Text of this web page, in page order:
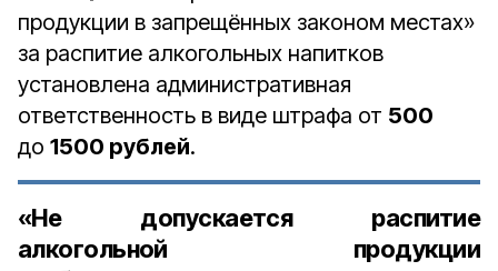
продукции в запрещённых законом местах»
за распитие алкогольных напитков
установлена административная
ответственность в виде штрафа от 500
до 1500 рублей.
«Не допускается распитие
алкогольной продукции